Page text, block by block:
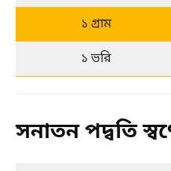
১ গ্রাম
১ ভরি
সনাতন পদ্বতি